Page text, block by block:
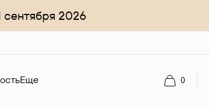
2026
Еще 0